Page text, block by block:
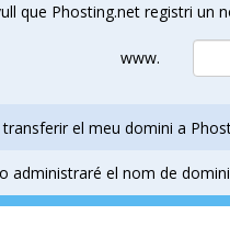
que Phosting.net registri un
www.
transferir el meu domini a
administraré el nom de